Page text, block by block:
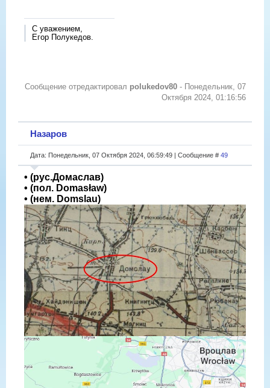
С уважением,
Егор Полукедов.
Сообщение отредактировал polukedov80 - Понедельник, 07
Октября 2024, 01:16:56
Назаров
Дата: Понедельник, 07 Октября 2024, 06:59:49 | Сообщение # 49
• (рус.Домаслав)
• (пол. Domasław)
• (нем. Domslau)